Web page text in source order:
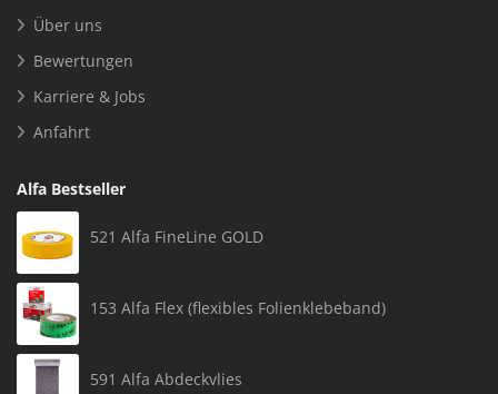
Über uns
Bewertungen
Karriere & Jobs
Anfahrt
Alfa Bestseller
521 Alfa FineLine GOLD
153 Alfa Flex (flexibles Folienklebeband)
591 Alfa Abdeckvlies